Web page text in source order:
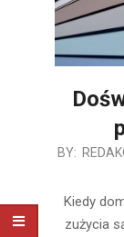
2020-
20
BY:
Kiedy
zużycia